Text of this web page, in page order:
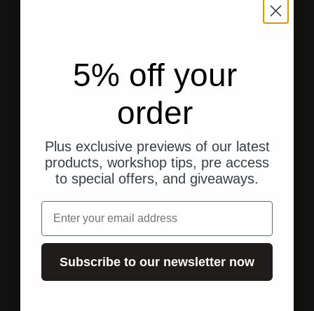
Versandkostenfrei
in Deutschland ab 250 € Einkaufswert
Gehe zu Element 1
Gehe zu Element 2
Gehe zu Element 3
5% off your
order
Plus exclusive previews of our latest
products, workshop tips, pre access
to special offers, and giveaways.
Email
Subscribe to our newsletter now